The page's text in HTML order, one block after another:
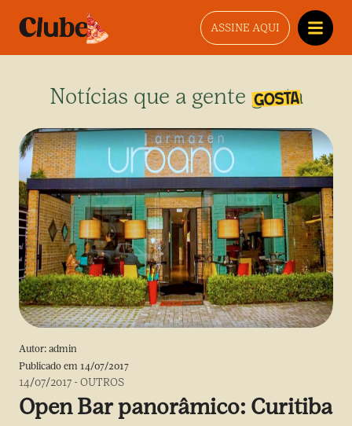
ASSINE AQUI
Notícias que a gente gosta
Autor: admin
Publicado em 14/07/2017
14/07/2017 -OUTROS
Open Bar panorâmico: Curitiba